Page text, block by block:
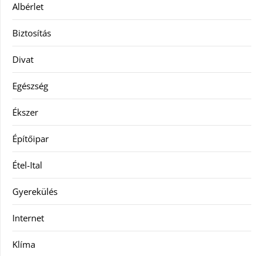
Albérlet
Biztosítás
Divat
Egészség
Ékszer
Építőipar
Étel-Ital
Gyerekülés
Internet
Klíma